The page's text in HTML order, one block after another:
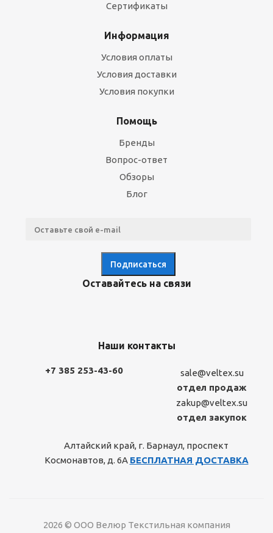
Сертификаты
Информация
Условия оплаты
Условия доставки
Условия покупки
Помощь
Бренды
Вопрос-ответ
Обзоры
Блог
Оставайтесь на связи
Наши контакты
+7 385 253-43-60
sale@veltex.su
отдел продаж
zakup@veltex.su
отдел закупок
Алтайский край, г. Барнаул, проспект
Космонавтов, д. 6А БЕСПЛАТНАЯ ДОСТАВКА
2026 © ООО Велюр Текстильная компания